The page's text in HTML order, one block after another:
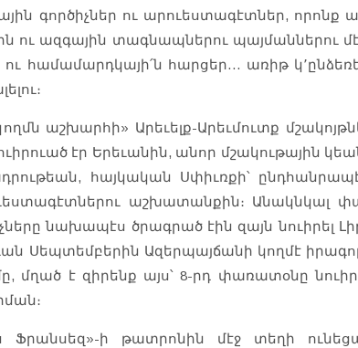
գոր­ծիչներ ու արուես­տա­գէտ­ներ, որոնք
ու ազ­գա­յին տագ­նապնե­րու պայ­մաննե­րու
ու հա­մամարդկա­յի՛ն հար­ցեր… առիթ
աշ­խարհի» Արե­ւելք-Արեւ­մուտք
էր Երե­ւանին, անոր մշա­կու­թա­յին
հայ­կա­կան Սփիւռքի՝
աշ­խա­տան­քին։ Անակնկալ
նա­խապէս ծրագ­րած էին զայն նուիրել
Սեպ­տեմբե­րին Ազեր­պայճա­նի կող­մէ
մղած է զի­րենք այս՝ 8-րդ փա­ռատօ­նը
Ֆրան­սե­զ»-ի թատ­րոնին մէջ տեղի